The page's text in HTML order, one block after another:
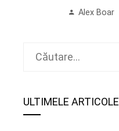
Alex Boar
Caută
ULTIMELE ARTICOLE